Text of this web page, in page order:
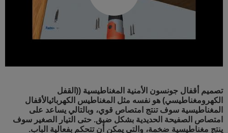
تصميم أقفال جونسون الأمنية المغناطيسية ((القفل
الكهرومغناطيسي) هو نفسه مثل المغناطيس الكهربائيالأقفال
المغناطيسية سوف تنتج امتصاص قوي، وبالتالي يساعد على
امتصاص الصفيحة الحديدية بشكل ضيق. حتى التيار الصغير سوف
ينتج مغناطيسية ضخمة، والتي يمكن أن تتحكم بفعالية الباب.